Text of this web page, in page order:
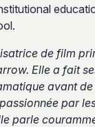
de film
Elle a fait
avant
par
parle